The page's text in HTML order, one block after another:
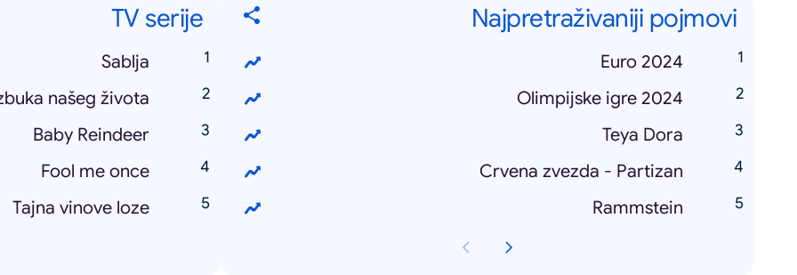
Najpretraživaniji pojmovi
Euro 2024
Olimpijske igre 2024
Teya Dora
Crvena zvezda - Partizan
Rammstein
TV serije
Sablja
našeg života
Baby Reindeer
Fool me once
Tajna vinove loze